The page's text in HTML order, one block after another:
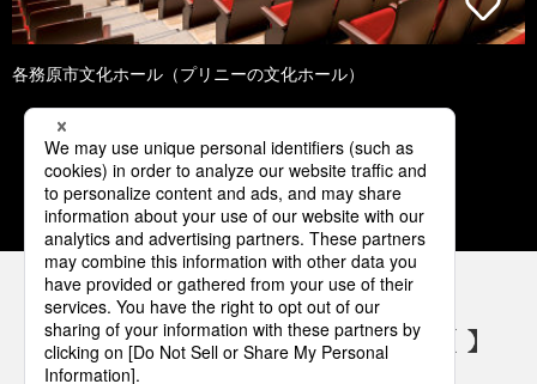
各務原市文化ホール（プリニーの文化ホール）
1 2 3 4 5
パナソニックの電気設備 SNSアカウント